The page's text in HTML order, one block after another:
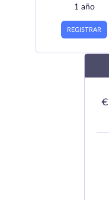
1 año
REGISTRAR
€